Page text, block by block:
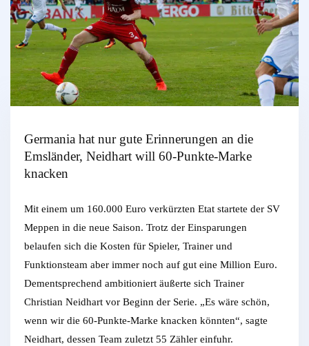
Germania hat nur gute Erinnerungen an die
Emsländer, Neidhart will 60-Punkte-Marke
knacken
Mit einem um 160.000 Euro verkürzten Etat startete der SV
Meppen in die neue Saison. Trotz der Einsparungen
belaufen sich die Kosten für Spieler, Trainer und
Funktionsteam aber immer noch auf gut eine Million Euro.
Dementsprechend ambitioniert äußerte sich Trainer
Christian Neidhart vor Beginn der Serie. „Es wäre schön,
wenn wir die 60-Punkte-Marke knacken könnten“, sagte
Neidhart, dessen Team zuletzt 55 Zähler einfuhr.